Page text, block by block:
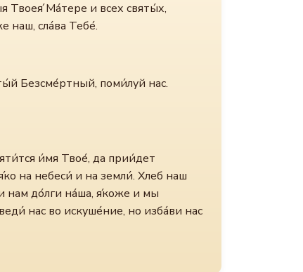
Ма́тере и всех святы́х,
наш, сла́ва Тебе́.
Безсме́ртный, поми́луй нас.
и́мя Твое́, да прии́дет
на небеси́ и на земли́. Хлеб наш
нам до́лги на́ша, я́коже и мы
нас во искуше́ние, но изба́ви нас